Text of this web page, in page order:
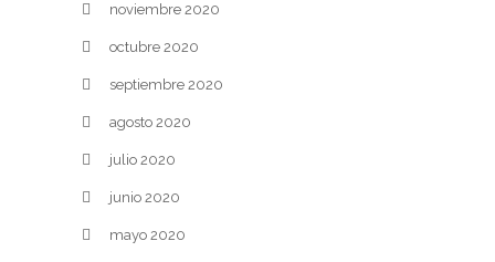
noviembre 2020
octubre 2020
septiembre 2020
agosto 2020
julio 2020
junio 2020
mayo 2020